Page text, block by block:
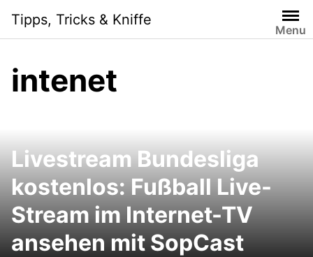
content
Tipps, Tricks & Kniffe
Menu
intenet
Livestream Bundesliga
kostenlos: Fußball Live-
Stream im Internet-TV
ansehen mit SopCast